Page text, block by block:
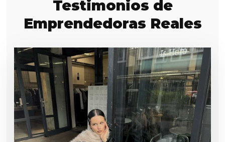
Testimonios de
Emprendedoras Reales